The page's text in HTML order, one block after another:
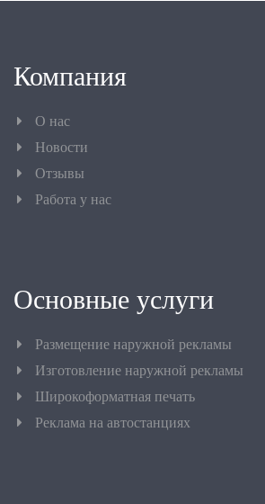
Компания
О нас
Новости
Отзывы
Работа у нас
Основные услуги
Размещение наружной рекламы
Изготовление наружной рекламы
Широкоформатная печать
Реклама на автостанциях